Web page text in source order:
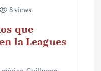
8 views
que
la Leagues